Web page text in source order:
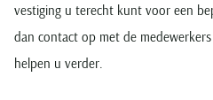
vestiging u terecht kunt voor een
dan contact op met de
helpen u verder.